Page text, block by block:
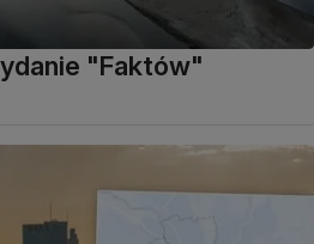
"Faktów"